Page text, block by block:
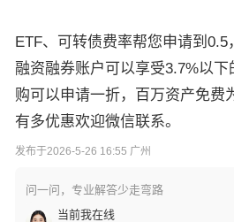
ETF、可转债费率帮您申请到
融资融券账户可以享受3.7%以下
购可以申请一折，百万资产免费
有多优惠欢迎微信联系。
发布于2026-5-26 16:55 广州
问一问，专业解答少走弯路
当前我在线